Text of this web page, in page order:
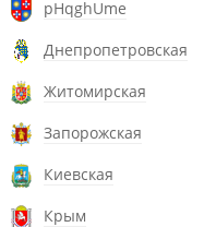
pHqghUme
Днепропетровская
Житомирская
Запорожская
Киевская
Крым